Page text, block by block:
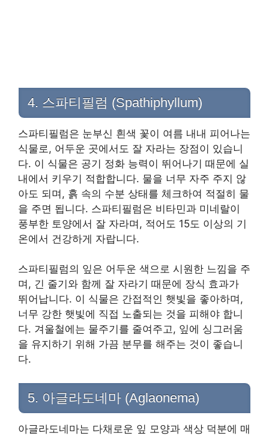
4. 스파티필럼 (Spathiphyllum)
스파티필럼은 눈부신 흰색 꽃이 여름 내내 피어나는
식물로, 어두운 곳에서도 잘 자라는 장점이 있습니
다. 이 식물은 공기 정화 능력이 뛰어나기 때문에 실
내에서 키우기 적합합니다. 물을 너무 자주 주지 않
아도 되며, 흙 속의 수분 상태를 체크하여 적절히 물
을 주면 됩니다. 스파티필럼은 비타민과 미네랄이
풍부한 토양에서 잘 자라며, 적어도 15도 이상의 기
온에서 건강하게 자랍니다.
스파티필럼의 잎은 어두운 색으로 시원한 느낌을 주
며, 긴 줄기와 함께 잘 자라기 때문에 장식 효과가
뛰어납니다. 이 식물은 간접적인 햇빛을 좋아하며,
너무 강한 햇빛에 직접 노출되는 것을 피해야 합니
다. 겨울철에는 물주기를 줄여주고, 잎에 싱그러움
을 유지하기 위해 가끔 분무를 해주는 것이 좋습니
다.
5. 아글라도네마 (Aglaonema)
아글라도네마는 다채로운 잎 모양과 색상 덕분에 매